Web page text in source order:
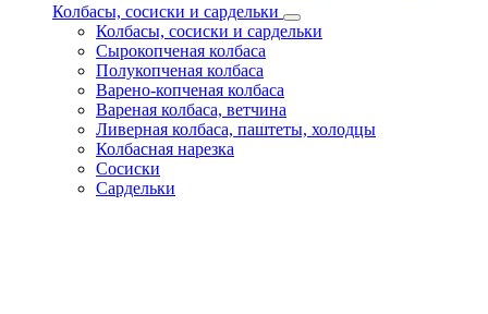
Колбасы, сосиски и сардельки
Колбасы, сосиски и сардельки
Сырокопченая колбаса
Полукопченая колбаса
Варено-копченая колбаса
Вареная колбаса, ветчина
Ливерная колбаса, паштеты, холодцы
Колбасная нарезка
Сосиски
Сардельки